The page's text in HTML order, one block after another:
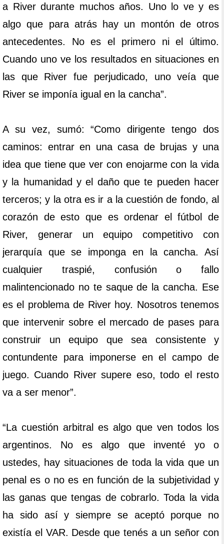
a River durante muchos años. Uno lo ve y es
algo que para atrás hay un montón de otros
antecedentes. No es el primero ni el último.
Cuando uno ve los resultados en situaciones en
las que River fue perjudicado, uno veía que
River se imponía igual en la cancha”.
A su vez, sumó: “Como dirigente tengo dos
caminos: entrar en una casa de brujas y una
idea que tiene que ver con enojarme con la vida
y la humanidad y el daño que te pueden hacer
terceros; y la otra es ir a la cuestión de fondo, al
corazón de esto que es ordenar el fútbol de
River, generar un equipo competitivo con
jerarquía que se imponga en la cancha. Así
cualquier traspié, confusión o fallo
malintencionado no te saque de la cancha. Ese
es el problema de River hoy. Nosotros tenemos
que intervenir sobre el mercado de pases para
construir un equipo que sea consistente y
contundente para imponerse en el campo de
juego. Cuando River supere eso, todo el resto
va a ser menor”.
“La cuestión arbitral es algo que ven todos los
argentinos. No es algo que inventé yo o
ustedes, hay situaciones de toda la vida que un
penal es o no es en función de la subjetividad y
las ganas que tengas de cobrarlo. Toda la vida
ha sido así y siempre se aceptó porque no
existía el VAR. Desde que tenés a un señor con